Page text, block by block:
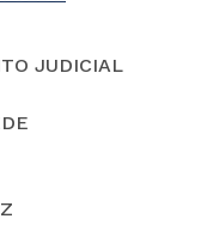
JUDICIAL